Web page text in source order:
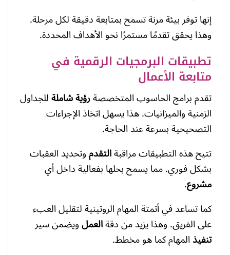
إنها توفر بيئة مرنة تسمح بمتابعة دقيقة لكل مرحلة.
وهذا يحقق تقدمًا مستمرًا نحو الأهداف المحددة.
تطبيقات البرمجيات الرقمية في
متابعة الأعمال
تقدم برامج الحاسوب المتخصصةرؤية شاملةللجداول
الزمنية والميزانيات. هذا يسهل اتخاذ الإجراءات
التصحيحية بسرعة عند الحاجة.
تتيح هذه التطبيقات مراقبةالتقدموتحديد العقبات
بشكل فوري. مما يسمح بحلها بفعالية داخل أي
مشروع.
كما تساعد في أتمتة المهام الروتينية لتقليل العبء
على الفريق. وهذا يزيد من دقةالعملويضمن سير
تنفيذالمهام كما هو مخطط.